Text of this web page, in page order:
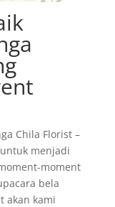
Chila Florist –
menjadi
moment
bela
akan kami